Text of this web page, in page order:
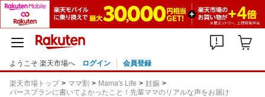
ようこそ 楽天市場へ ログイン 会員登録
楽天市場トップ ママ割 Mama's Life
妊娠
バースプランに書いてよかったこと！先輩ママのリアルな声をお届け